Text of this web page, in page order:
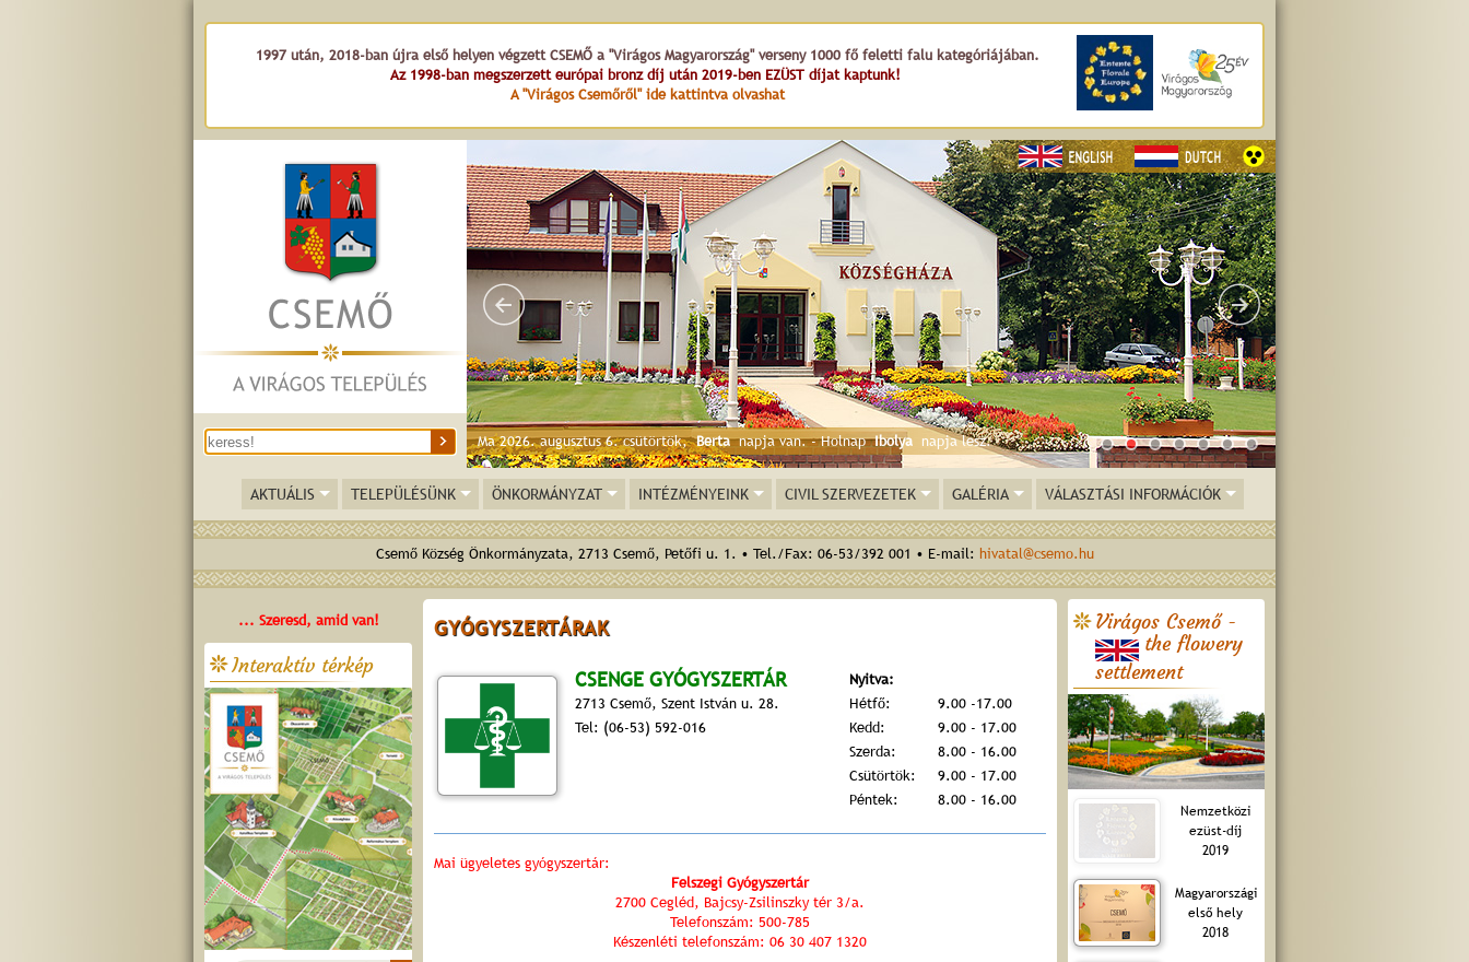
1997 után, 2018-ban újra első helyen végzett CSEMŐ a "Virágos Magyarország" verseny 1000 fő feletti falu kategóriájában.
Az 1998-ban megszerzett európai bronz díj után 2019-ben EZÜST díjat kaptunk!
A "Virágos Csemőről" ide kattintva olvashat
Ma 2026. augusztus 6. csütörtök, Berta napja van. - Holnap Ibolya napja lesz.
Községháza
AKTUÁLIS TELEPÜLÉSÜNK ÖNKORMÁNYZAT INTÉZMÉNYEINK CIVIL SZERVEZETEK GALÉRIA VÁLASZTÁSI INFORMÁCIÓK
Csemő Község Önkormányzata, 2713 Csemő, Petőfi u. 1. • Tel./Fax: 06-53/392 001 • E-mail: hivatal@csemo.hu
... Szeresd, amid van!
Interaktív térkép
GYÓGYSZERTÁRAK
CSENGE GYÓGYSZERTÁR
Nyitva:
2713 Csemő, Szent István u. 28.
Hétfő:
9.00 -17.00
Tel: (06-53) 592-016
Kedd:
9.00 - 17.00
Szerda:
8.00 - 16.00
Csütörtök:
9.00 - 17.00
Péntek:
8.00 - 16.00
Mai ügyeletes gyógyszertár:
Felszegi Gyógyszertár
2700 Cegléd, Bajcsy-Zsilinszky tér 3/a.
Telefonszám: 500-785
Készenléti telefonszám: 06 30 407 1320
Virágos Csemő -
the flowery
settlement
Nemzetközi
ezüst-díj
2019
Magyarországi
első hely
2018